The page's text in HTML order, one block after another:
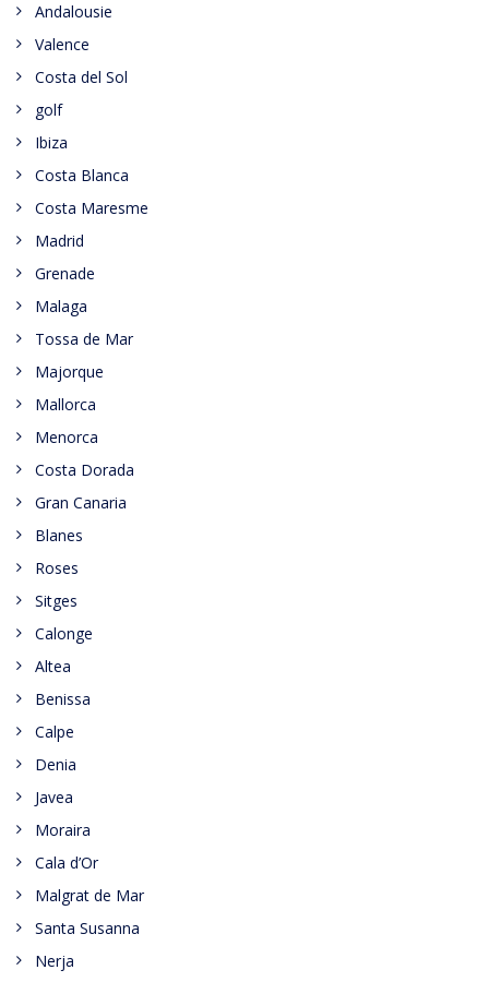
Andalousie
Valence
Costa del Sol
golf
Ibiza
Costa Blanca
Costa Maresme
Madrid
Grenade
Malaga
Tossa de Mar
Majorque
Mallorca
Menorca
Costa Dorada
Gran Canaria
Blanes
Roses
Sitges
Calonge
Altea
Benissa
Calpe
Denia
Javea
Moraira
Cala d’Or
Malgrat de Mar
Santa Susanna
Nerja